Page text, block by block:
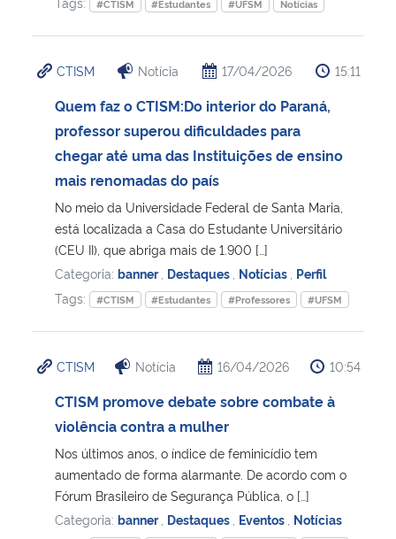
#CTISM #Estudantes #UFSM Notícias
CTISM Notícia 17/04/2026 15:11
Quem faz o CTISM:Do interior do Paraná,
professor superou dificuldades para
chegar até uma das Instituições de ensino
mais renomadas do país
No meio da Universidade Federal de Santa Maria,
está localizada a Casa do Estudante Universitário
(CEU II), que abriga mais de 1.900 […]
Categoria: banner Destaques Notícias Perfil
Tags:
#CTISM #Estudantes #Professores #UFSM
CTISM Notícia 16/04/2026 10:54
CTISM promove debate sobre combate à
violência contra a mulher
Nos últimos anos, o índice de feminicídio tem
aumentado de forma alarmante. De acordo com o
Fórum Brasileiro de Segurança Pública, o […]
Categoria: banner Destaques Eventos Notícias